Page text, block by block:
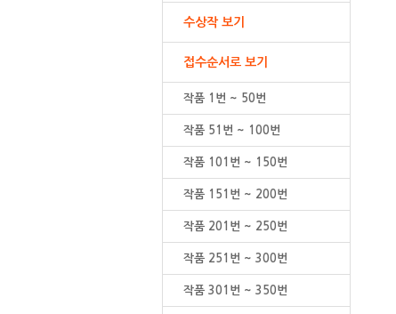
수상작 보기
접수순서로 보기
작품 1번 ~ 50번
작품 51번 ~ 100번
작품 101번 ~ 150번
작품 151번 ~ 200번
작품 201번 ~ 250번
작품 251번 ~ 300번
작품 301번 ~ 350번